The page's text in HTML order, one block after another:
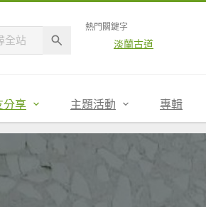
熱門關鍵字
淡蘭古道
分享 主題活動 專輯